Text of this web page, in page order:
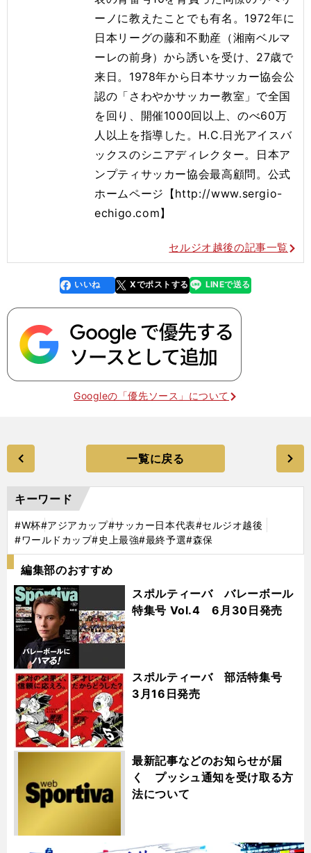
ーノに教えたことでも有名。1972年に
日本リーグの藤和不動産（湘南ベルマ
ーレの前身）から誘いを受け、27歳で
来日。1978年から日本サッカー協会公
認の「さわやかサッカー教室」で全国
を回り、開催1000回以上、のべ60万
人以上を指導した。H.C.日光アイスバ
ックスのシニアディレクター。日本ア
ンプティサッカー協会最高顧問。公式
ホームページ【http://www.sergio-
echigo.com】
セルジオ越後の記事一覧
faceboo
k
いいね Xでポストする
line LINEで送る
Googleの「優先ソース」について
一覧に戻る
キーワード
#W杯#アジアカップ#サッカー日本代表#セルジオ越後
#ワールドカップ#史上最強#最終予選#森保
編集部のおすすめ
スポルティーバ バレーボール
特集号 Vol.4 6月30日発売
スポルティーバ 部活特集号
3月16日発売
最新記事などのお知らせが届
く プッシュ通知を受け取る方
法について